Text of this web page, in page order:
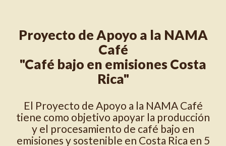
Proyecto de Apoyo a la NAMA
Café
"Café bajo en emisiones Costa
Rica"
El Proyecto de Apoyo a la NAMA Café
tiene como objetivo apoyar la producción
y el procesamiento de café bajo en
emisiones y sostenible en Costa Rica en 5